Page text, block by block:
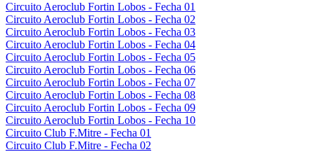
Circuito Aeroclub Fortin Lobos - Fecha 01
Circuito Aeroclub Fortin Lobos - Fecha 02
Circuito Aeroclub Fortin Lobos - Fecha 03
Circuito Aeroclub Fortin Lobos - Fecha 04
Circuito Aeroclub Fortin Lobos - Fecha 05
Circuito Aeroclub Fortin Lobos - Fecha 06
Circuito Aeroclub Fortin Lobos - Fecha 07
Circuito Aeroclub Fortin Lobos - Fecha 08
Circuito Aeroclub Fortin Lobos - Fecha 09
Circuito Aeroclub Fortin Lobos - Fecha 10
Circuito Club F.Mitre - Fecha 01
Circuito Club F.Mitre - Fecha 02